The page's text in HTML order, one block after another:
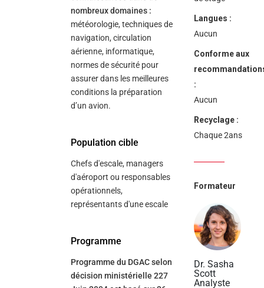
nombreux domaines :
météorologie, techniques de
navigation, circulation
aérienne, informatique,
normes de sécurité pour
assurer dans les meilleures
conditions la préparation
d’un avion.
Population cible
Chefs d'escale, managers
d'aéroport ou responsables
opérationnels,
représentants d'une escale
Programme
Programme du DGAC selon
décision ministérielle 227
Langues :
Aucun
Conforme aux
:
Aucun
Recyclage :
Chaque 2ans
Formateur
Dr. Sasha
Scott
Analyste